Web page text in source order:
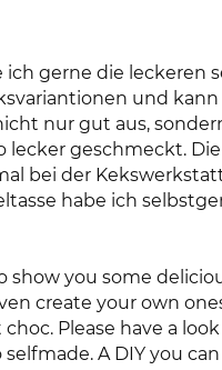
gerne die leckeren
und
nur gut aus,
lecker geschmeckt.
bei der
habe ich
show you some
create your own
Please have a look
selfmade. A DIY you